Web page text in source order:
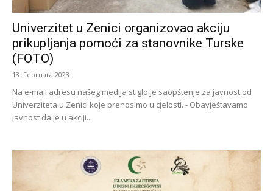
Univerzitet u Zenici organizovao akciju
prikupljanja pomoći za stanovnike Turske
(FOTO)
13. Februara 2023.
Na e-mail adresu našeg medija stiglo je saopštenje za javnost od
Univerziteta u Zenici koje prenosimo u cjelosti. - Obavještavamo
javnost da je u akciji...